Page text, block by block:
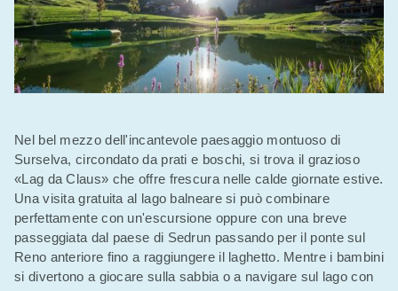
Nel bel mezzo dell'incantevole paesaggio montuoso di
Surselva, circondato da prati e boschi, si trova il grazioso
«Lag da Claus» che offre frescura nelle calde giornate estive.
Una visita gratuita al lago balneare si può combinare
perfettamente con un'escursione oppure con una breve
passeggiata dal paese di Sedrun passando per il ponte sul
Reno anteriore fino a raggiungere il laghetto. Mentre i bambini
si divertono a giocare sulla sabbia o a navigare sul lago con